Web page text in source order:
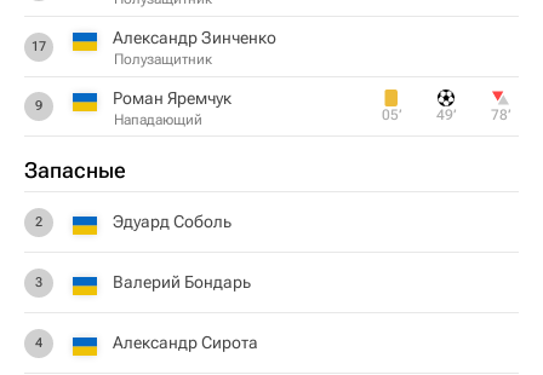
17 Александр Зинченко
Полузащитник
9 Роман Яремчук
Нападающий 05‎’‎ 49‎’‎ 78‎’‎
Запасные
2 Эдуард Соболь
3 Валерий Бондарь
4 Александр Сирота